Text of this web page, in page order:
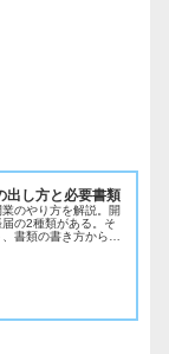
出し方と必要書類
のやり方を解説。開
の2種類がある。そ
書類の書き方から必